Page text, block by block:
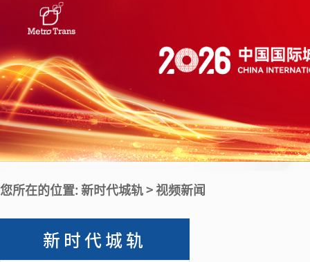
您所在的位置: 新时代城轨 > 视频新闻
新时代城轨